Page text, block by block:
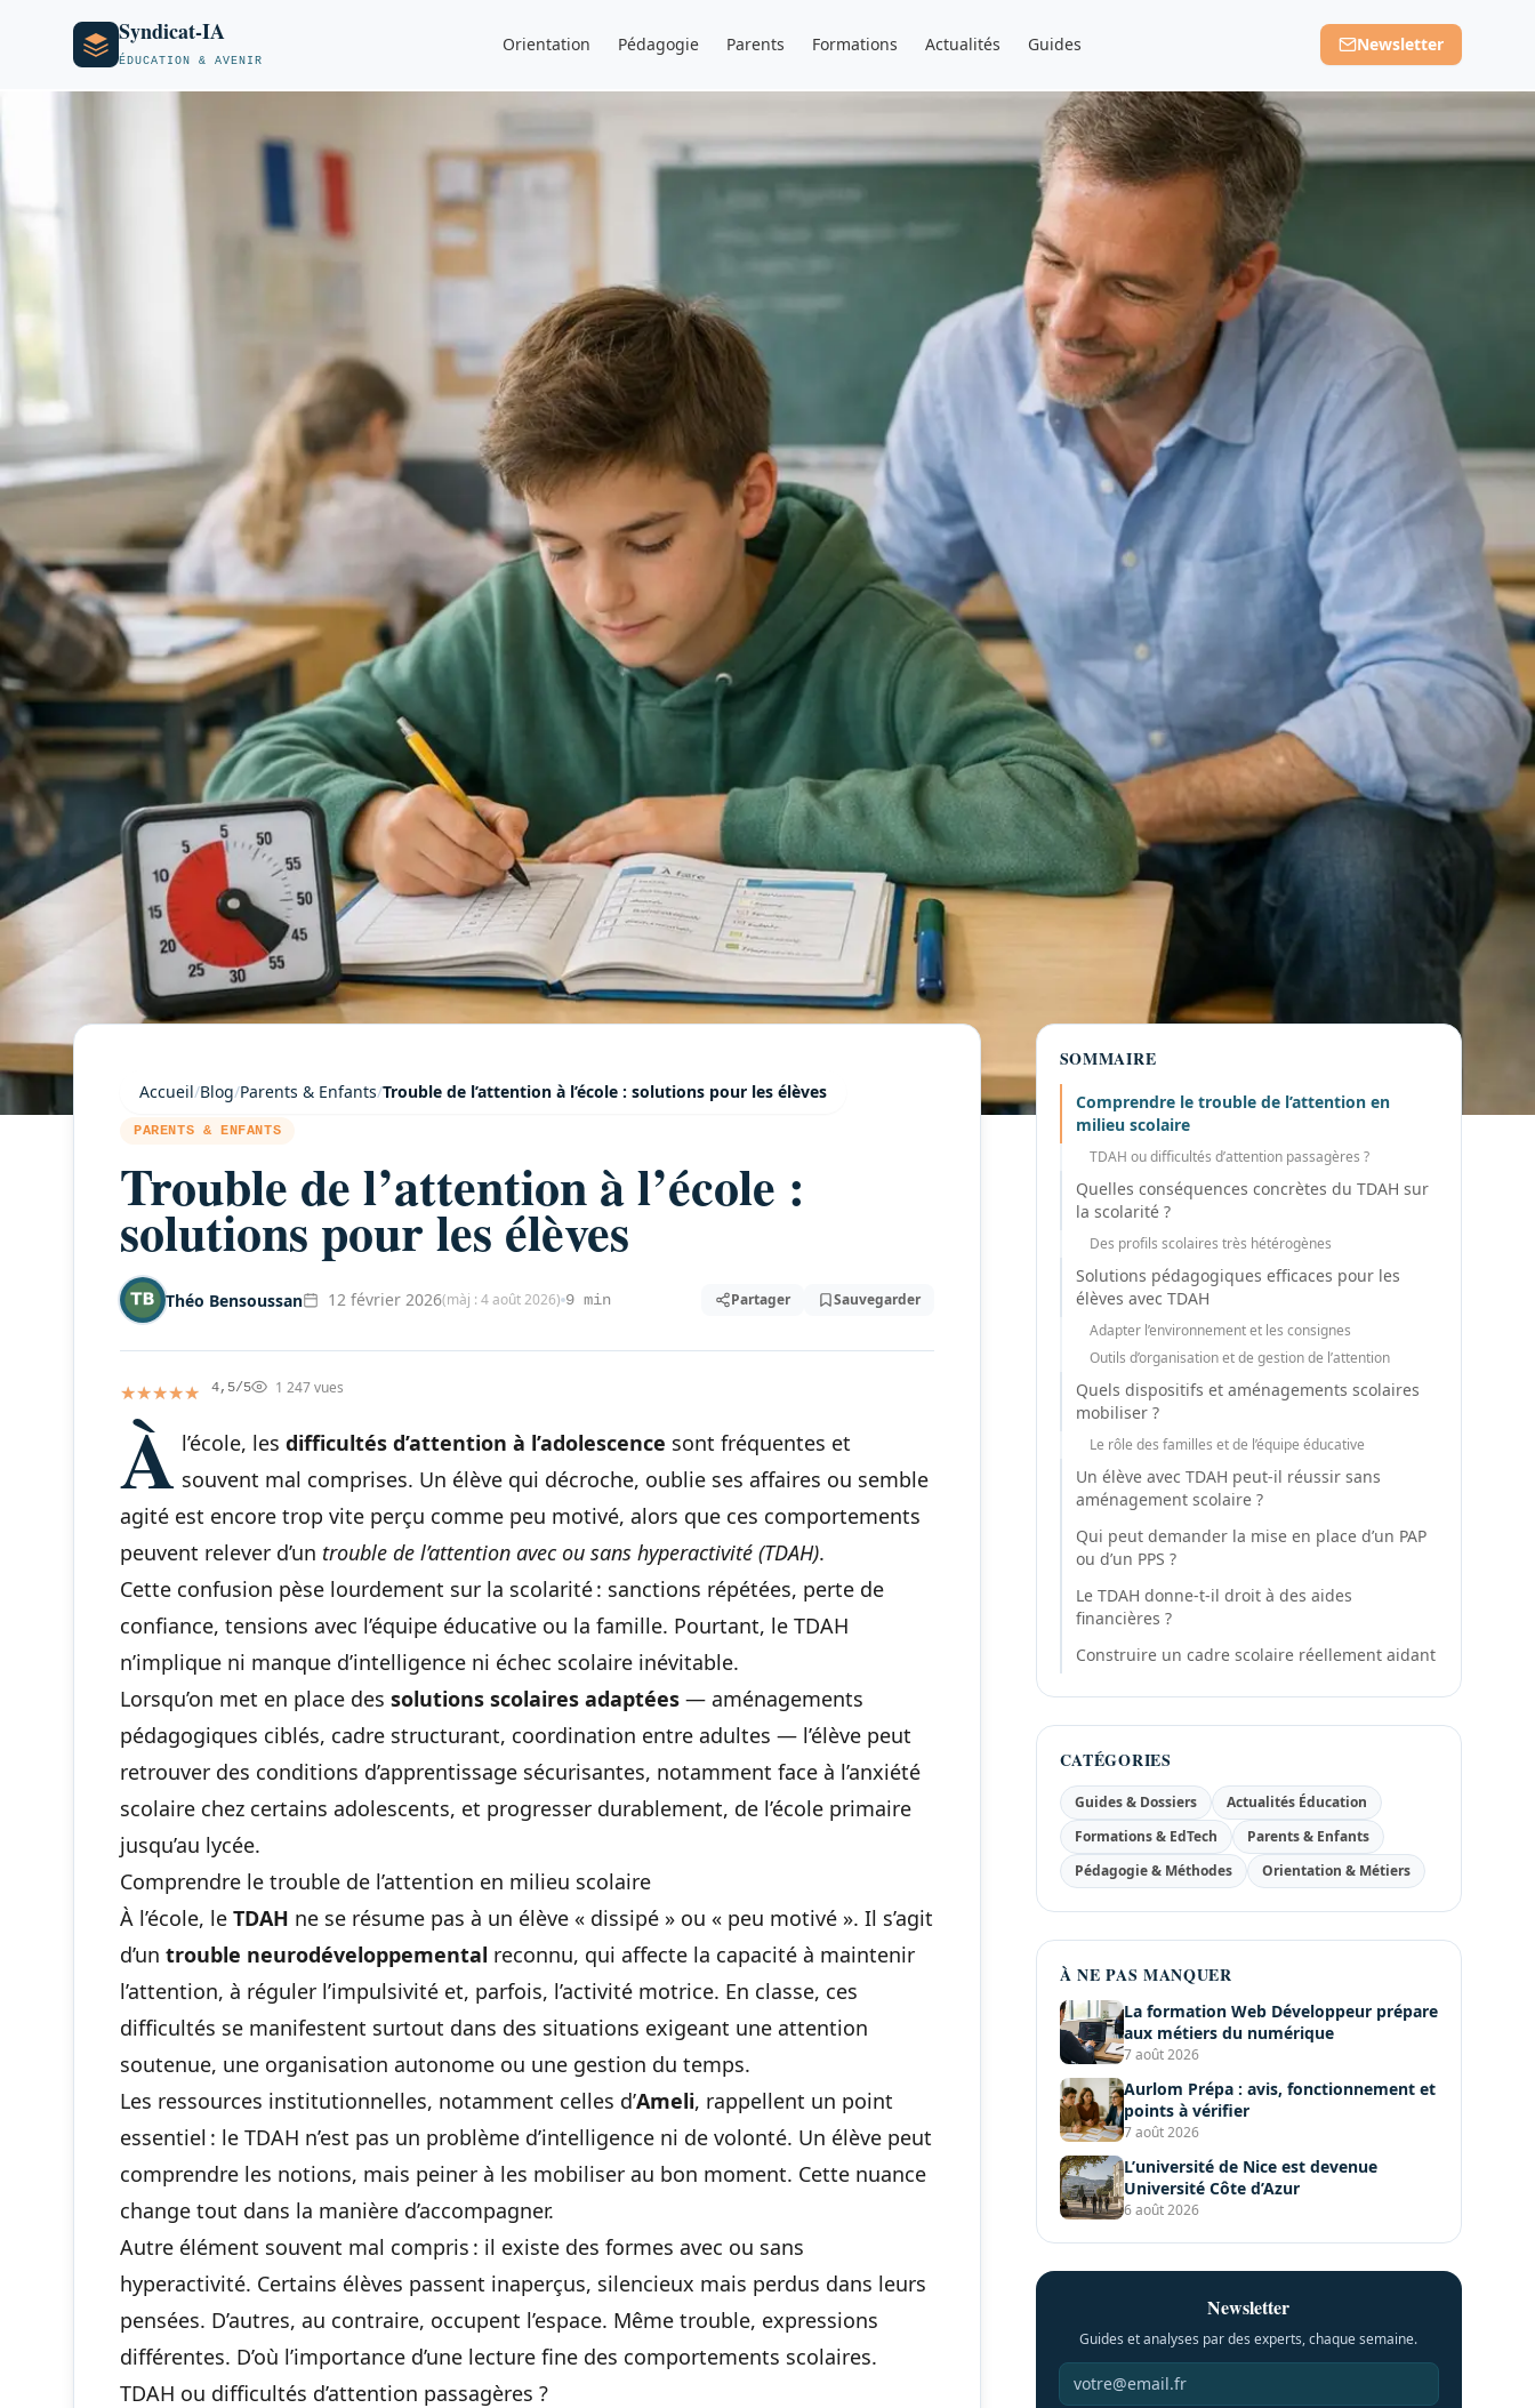
Syndicat-IA
ÉDUCATION & AVENIR
Orientation Pédagogie Parents Formations Actualités Guides Newsletter
Accueil/Blog/Parents & Enfants/Trouble de l’attention à l’école : solutions pour les élèves
PARENTS & ENFANTS
Trouble de l’attention à l’école :
solutions pour les élèves
Théo Bensoussan 12 février 2026(màj : 4 août 2026) 9 min Partager Sauvegarder
★★★★★
★★★★★ 4,5/5 1 247 vues
À l’école, lesdifficultés d’attention à l’adolescence sont fréquentes et
souvent mal comprises. Un élève qui décroche, oublie ses affaires ou semble
agité est encore trop vite perçu comme peu motivé, alors que ces comportements
peuvent relever d’un trouble de l’attention avec ou sans hyperactivité (TDAH).
Cette confusion pèse lourdement sur la scolarité : sanctions répétées, perte de
confiance, tensions avec l’équipe éducative ou la famille. Pourtant, le TDAH
n’implique ni manque d’intelligence ni échec scolaire inévitable.
Lorsqu’on met en place des solutions scolaires adaptées — aménagements
pédagogiques ciblés, cadre structurant, coordination entre adultes — l’élève peut
retrouver des conditions d’apprentissage sécurisantes, notamment face à l’anxiété
scolaire chez certains adolescents, et progresser durablement, de l’école primaire
jusqu’au lycée.
Comprendre le trouble de l’attention en milieu scolaire
À l’école, le TDAH ne se résume pas à un élève « dissipé » ou « peu motivé ». Il s’agit
d’un trouble neurodéveloppemental reconnu, qui affecte la capacité à maintenir
l’attention, à réguler l’impulsivité et, parfois, l’activité motrice. En classe, ces
difficultés se manifestent surtout dans des situations exigeant une attention
soutenue, une organisation autonome ou une gestion du temps.
Les ressources institutionnelles, notamment celles d’Ameli, rappellent un point
essentiel : le TDAH n’est pas un problème d’intelligence ni de volonté. Un élève peut
comprendre les notions, mais peiner à les mobiliser au bon moment. Cette nuance
change tout dans la manière d’accompagner.
Autre élément souvent mal compris : il existe des formes avec ou sans
hyperactivité. Certains élèves passent inaperçus, silencieux mais perdus dans leurs
pensées. D’autres, au contraire, occupent l’espace. Même trouble, expressions
différentes. D’où l’importance d’une lecture fine des comportements scolaires.
TDAH ou difficultés d’attention passagères ?
SOMMAIRE
Comprendre le trouble de l’attention en
milieu scolaire
TDAH ou difficultés d’attention passagères ?
Quelles conséquences concrètes du TDAH sur
la scolarité ?
Des profils scolaires très hétérogènes
Solutions pédagogiques efficaces pour les
élèves avec TDAH
Adapter l’environnement et les consignes
Outils d’organisation et de gestion de l’attention
Quels dispositifs et aménagements scolaires
mobiliser ?
Le rôle des familles et de l’équipe éducative
Un élève avec TDAH peut-il réussir sans
aménagement scolaire ?
Qui peut demander la mise en place d’un PAP
ou d’un PPS ?
Le TDAH donne-t-il droit à des aides
financières ?
Construire un cadre scolaire réellement aidant
CATÉGORIES
Guides & Dossiers
Actualités Éducation
Formations & EdTech
Parents & Enfants
Pédagogie & Méthodes
Orientation & Métiers
À NE PAS MANQUER
La formation Web Développeur prépare
aux métiers du numérique
7 août 2026
Aurlom Prépa : avis, fonctionnement et
points à vérifier
7 août 2026
L’université de Nice est devenue
Université Côte d’Azur
6 août 2026
Newsletter
Guides et analyses par des experts, chaque semaine.